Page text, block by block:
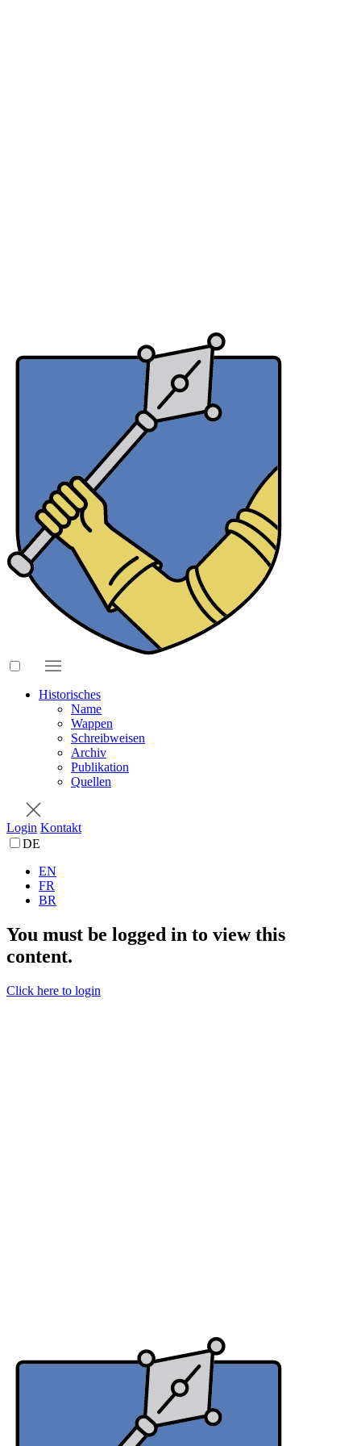
Historisches
Name
Wappen
Schreibweisen
Archiv
Publikation
Quellen
Login Kontakt
DE
EN
FR
BR
You must be logged in to view this
content.
Click here to login